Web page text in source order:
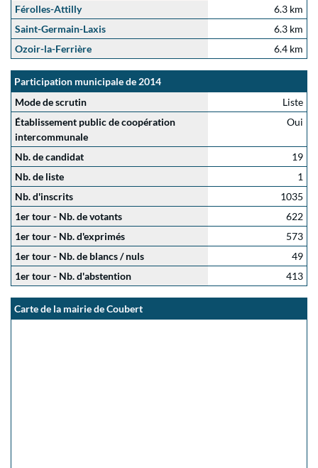
Férolles-Attilly
6.3 km
Saint-Germain-Laxis
6.3 km
Ozoir-la-Ferrière
6.4 km
Participation municipale de 2014
Mode de scrutin
Liste
Établissement public de coopération
intercommunale
Oui
Nb. de candidat
19
Nb. de liste
1
Nb. d'inscrits
1035
1er tour - Nb. de votants
622
1er tour - Nb. d'exprimés
573
1er tour - Nb. de blancs / nuls
49
1er tour - Nb. d'abstention
413
Carte de la mairie de Coubert